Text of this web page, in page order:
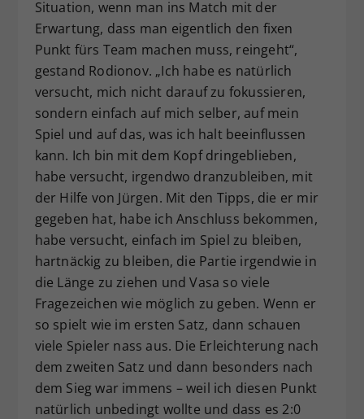
Situation, wenn man ins Match mit der
Erwartung, dass man eigentlich den fixen
Punkt fürs Team machen muss, reingeht“,
gestand Rodionov. „Ich habe es natürlich
versucht, mich nicht darauf zu fokussieren,
sondern einfach auf mich selber, auf mein
Spiel und auf das, was ich halt beeinflussen
kann. Ich bin mit dem Kopf dringeblieben,
habe versucht, irgendwo dranzubleiben, mit
der Hilfe von Jürgen. Mit den Tipps, die er mir
gegeben hat, habe ich Anschluss bekommen,
habe versucht, einfach im Spiel zu bleiben,
hartnäckig zu bleiben, die Partie irgendwie in
die Länge zu ziehen und Vasa so viele
Fragezeichen wie möglich zu geben. Wenn er
so spielt wie im ersten Satz, dann schauen
viele Spieler nass aus. Die Erleichterung nach
dem zweiten Satz und dann besonders nach
dem Sieg war immens – weil ich diesen Punkt
natürlich unbedingt wollte und dass es 2:0